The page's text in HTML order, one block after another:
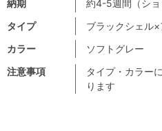
注意事項
タイプ・カラー
ります
納期
約4-5週間（ショ
タイプ
ブラックシェル
カラー
ソフトグレー